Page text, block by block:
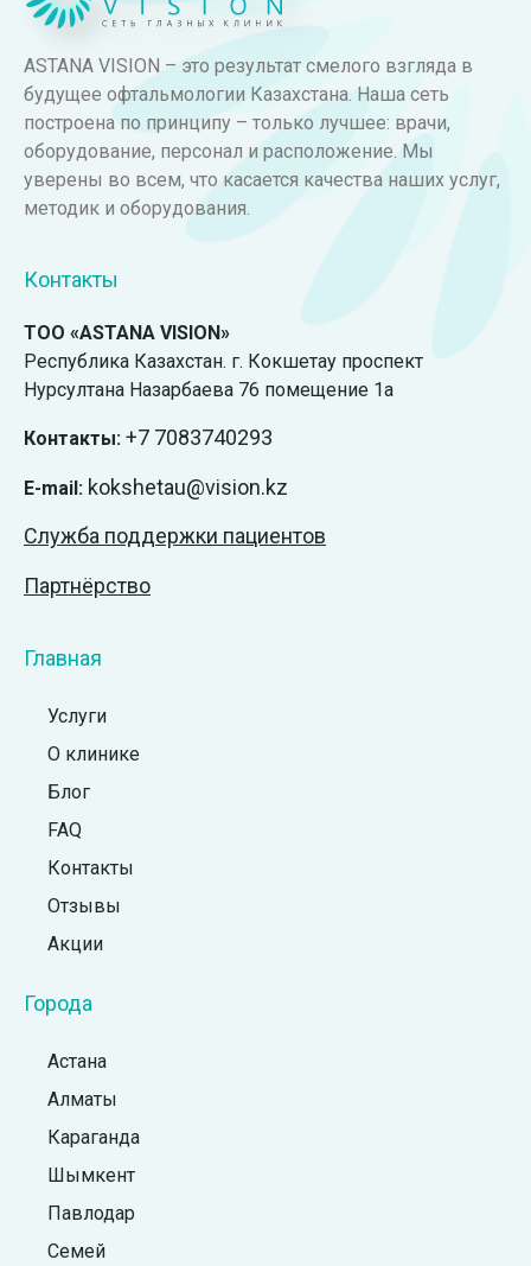
ASTANA VISION – это результат смелого взгляда в
будущее офтальмологии Казахстана. Наша сеть
построена по принципу – только лучшее: врачи,
оборудование, персонал и расположение. Мы
уверены во всем, что касается качества наших услуг,
методик и оборудования.
Контакты
ТОО «ASTANA VISION»
Республика Казахстан. г. Кокшетау проспект
Нурсултана Назарбаева 76 помещение 1а
Контакты: +7 7083740293
E-mail: kokshetau@vision.kz
Служба поддержки пациентов
Партнёрство
Главная
Услуги
О клинике
Блог
FAQ
Контакты
Отзывы
Акции
Города
Астана
Алматы
Караганда
Шымкент
Павлодар
Семей